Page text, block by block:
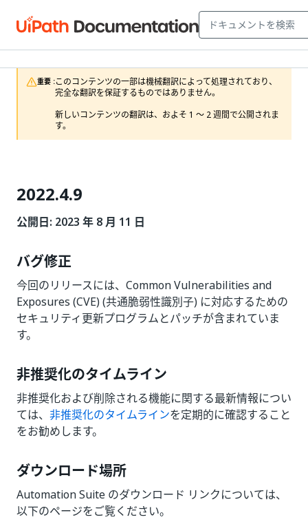
重要 :このコンテンツの一部は機械翻訳によって処理されており、
完全な翻訳を保証するものではありません。
新しいコンテンツの翻訳は、およそ 1 ～ 2 週間で公開されま
す。
2022.4.9
公開日: 2023 年 8 月 11 日
バグ修正
今回のリリースには、Common Vulnerabilities and
Exposures (CVE) (共通脆弱性識別子) に対応するための
セキュリティ更新プログラムとパッチが含まれていま
す。
非推奨化のタイムライン
非推奨化および削除される機能に関する最新情報につい
ては、 非推奨化のタイムラインを定期的に確認すること
をお勧めします。
ダウンロード場所
Automation Suite のダウンロード リンクについては、
以下のページをご覧ください。